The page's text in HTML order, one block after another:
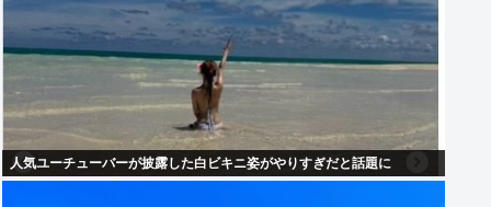
人気ユーチューバーが披露した白ビキニ姿がやりすぎだと話題に